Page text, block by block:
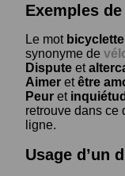
Exemples
Le mot bicyclette
synonyme de
Dispute et
Aimer etêtre
Peur et
retrouve dans ce
ligne.
Usage d’un